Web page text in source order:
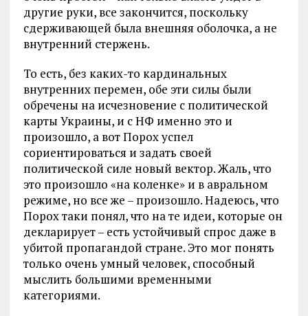
другие руки, все закончится, поскольку
сдерживающей была внешняя оболочка, а не
внутренний стержень.
То есть, без каких-то кардинальных
внутренних перемен, обе эти силы были
обречены на исчезновение с политической
карты Украины, и с НФ именно это и
произошло, а вот Порох успел
сориентироваться и задать своей
политической силе новый вектор. Жаль, что
это произошло «на коленке» и в авральном
режиме, но все же – произошло. Надеюсь, что
Порох таки понял, что на те идеи, которые он
декларирует – есть устойчивый спрос даже в
убитой пропагандой стране. Это мог понять
только очень умный человек, способный
мыслить большими временными
категориями.